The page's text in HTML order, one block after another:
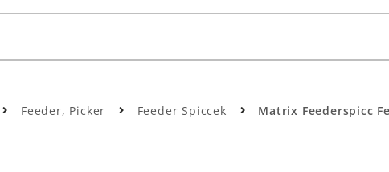
Feeder, Picker Feeder Spiccek Matrix Feederspicc